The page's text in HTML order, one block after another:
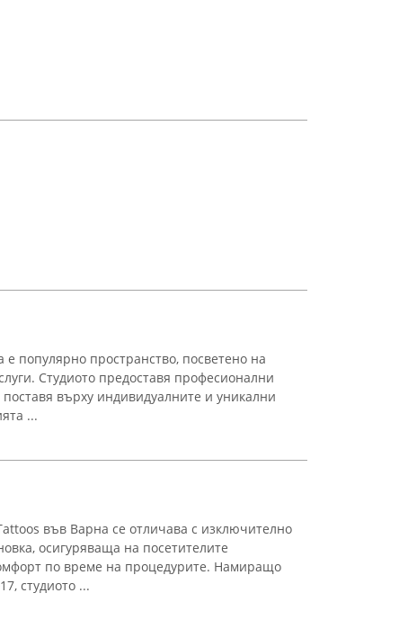
популярно пространство, посветено на
Студиото предоставя професионални
върху индивидуалните и уникални
...
във Варна се отличава с изключително
осигуряваща на посетителите
по време на процедурите. Намиращо
студиото ...